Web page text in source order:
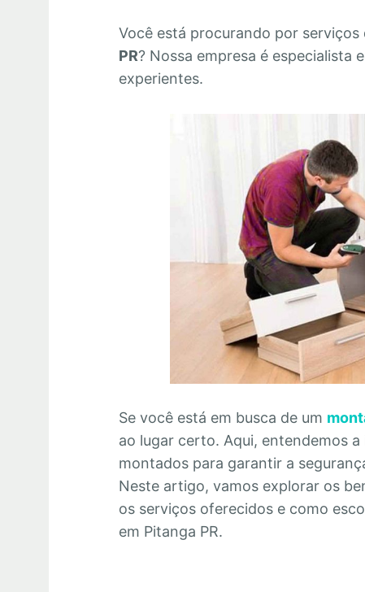
Você está procurando por serviços
PR? Nossa empresa é especialista
experientes.
Se você está em busca de um
ao lugar certo. Aqui, entendemos
montados para garantir a
Neste artigo, vamos explorar os
os serviços oferecidos e como
em Pitanga PR.